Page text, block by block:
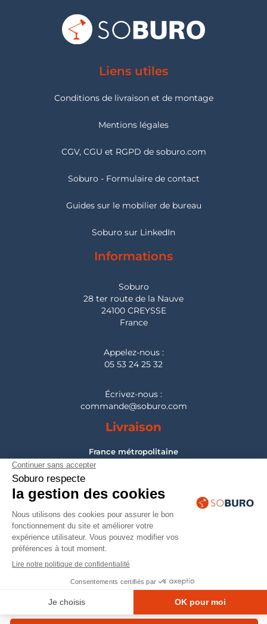
Liens utiles
Conditions de livraison et de montage
Mentions légales
CGV, CGU et RGPD de soburo.com
Soburo - Formulaire de contact
Guides sur le mobilier de bureau
Soburo sur LinkedIn
Informations
Soburo
28 ter route de la Nauve
24100 CREYSSE
France
Appelez-nous :
05 53 24 25 32
Écrivez-nous :
commande@soburo.com
Livraison
France métropolitaine
Pour les DOM-TOM, Belgique, Suisse, Luxembourg :
nous consulter
Montage
France métropolitaine
Pour les DOM-TOM, Belgique, Suisse, Luxembourg :
© 2026 — Mobilier professionnel Soburo